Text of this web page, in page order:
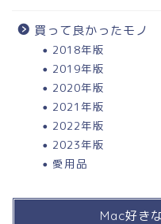
買って良かったモノ
2018年版
2019年版
2020年版
2021年版
2022年版
2023年版
愛用品
Mac好き